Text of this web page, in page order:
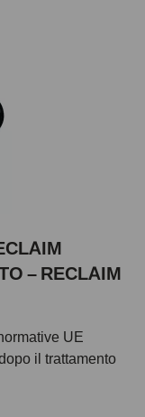
– RECLAIM
UE
il trattamento